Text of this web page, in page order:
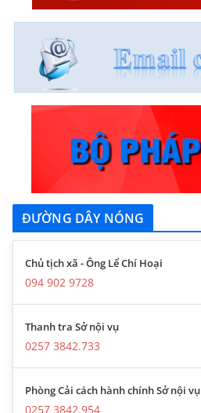
ĐƯỜNG DÂY NÓNG
Chủ tịch xã - Ông Lể Chí Hoại
094 902 9728
Thanh tra Sở nội vụ
0257 3842.733
Phòng Cải cách hành chính Sở nội vụ
0257 3842.954